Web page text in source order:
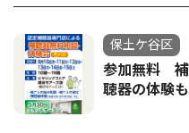
保土ケ谷区
参加無料
聴器の体験